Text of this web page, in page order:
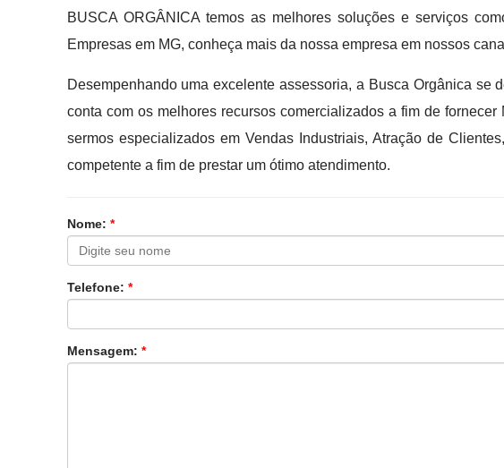
BUSCA ORGÂNICA temos as melhores soluções e serviços
Empresas em MG, conheça mais da nossa empresa em nossos
Desempenhando uma excelente assessoria, a Busca Orgânica se
conta com os melhores recursos comercializados a fim de
sermos especializados em Vendas Industriais, Atração de
competente a fim de prestar um ótimo atendimento.
Nome: *
Telefone: *
Mensagem: *